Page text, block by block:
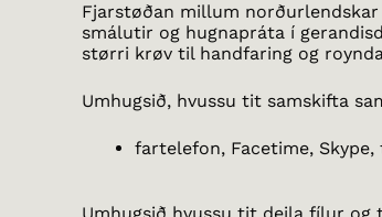
Fjarstøðan millum
smálutir og hugnapráta í
størri krøv til handfaring og
Umhugsið, hvussu tit samskifta
fartelefon, Facetime,